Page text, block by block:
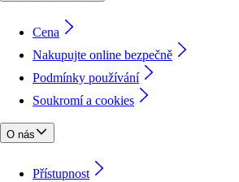
Cena
Nakupujte online bezpečně
Podmínky používání
Soukromí a cookies
O nás
Přístupnost